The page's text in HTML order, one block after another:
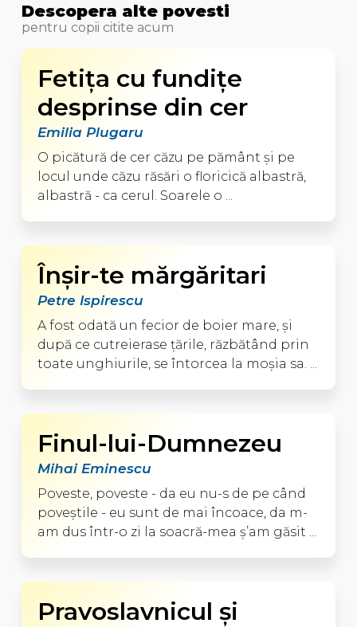
Descopera alte povesti
pentru copii citite acum
Fetiţa cu fundiţe
desprinse din cer
Emilia Plugaru
O picătură de cer căzu pe pământ şi pe
locul unde căzu răsări o floricică albastră,
albastră - ca cerul. Soarele o ...
Înşir-te mărgăritari
Petre Ispirescu
A fost odată un fecior de boier mare, şi
după ce cutreierase ţările, răzbătând prin
toate unghiurile, se întorcea la moşia sa. ...
Finul-lui-Dumnezeu
Mihai Eminescu
Poveste, poveste - da eu nu-s de pe când
poveştile - eu sunt de mai încoace, da m-
am dus într-o zi la soacră-mea ş’am găsit ...
Pravoslavnicul şi